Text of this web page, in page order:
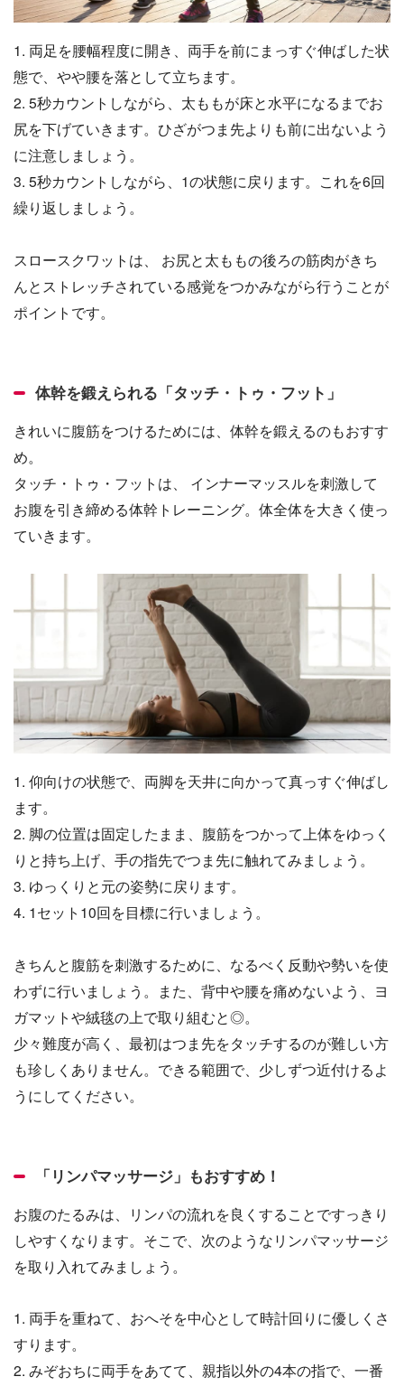
1. 両足を腰幅程度に開き、両手を前にまっすぐ伸ばした状
態で、やや腰を落として立ちます。
2. 5秒カウントしながら、太ももが床と水平になるまでお
尻を下げていきます。ひざがつま先よりも前に出ないよう
に注意しましょう。
3. 5秒カウントしながら、1の状態に戻ります。これを6回
繰り返しましょう。
スロースクワットは、 お尻と太ももの後ろの筋肉がきち
んとストレッチされている感覚をつかみながら行うことが
ポイントです。
体幹を鍛えられる「タッチ・トゥ・フット」
きれいに腹筋をつけるためには、体幹を鍛えるのもおすす
め。
タッチ・トゥ・フットは、 インナーマッスルを刺激して
お腹を引き締める体幹トレーニング。体全体を大きく使っ
ていきます。
1. 仰向けの状態で、両脚を天井に向かって真っすぐ伸ばし
ます。
2. 脚の位置は固定したまま、腹筋をつかって上体をゆっく
りと持ち上げ、手の指先でつま先に触れてみましょう。
3. ゆっくりと元の姿勢に戻ります。
4. 1セット10回を目標に行いましょう。
きちんと腹筋を刺激するために、なるべく反動や勢いを使
わずに行いましょう。また、背中や腰を痛めないよう、ヨ
ガマットや絨毯の上で取り組むと◎。
少々難度が高く、最初はつま先をタッチするのが難しい方
も珍しくありません。できる範囲で、少しずつ近付けるよ
うにしてください。
「リンパマッサージ」もおすすめ！
お腹のたるみは、リンパの流れを良くすることですっきり
しやすくなります。そこで、次のようなリンパマッサージ
を取り入れてみましょう。
1. 両手を重ねて、おへそを中心として時計回りに優しくさ
すります。
2. みぞおちに両手をあてて、親指以外の4本の指で、一番